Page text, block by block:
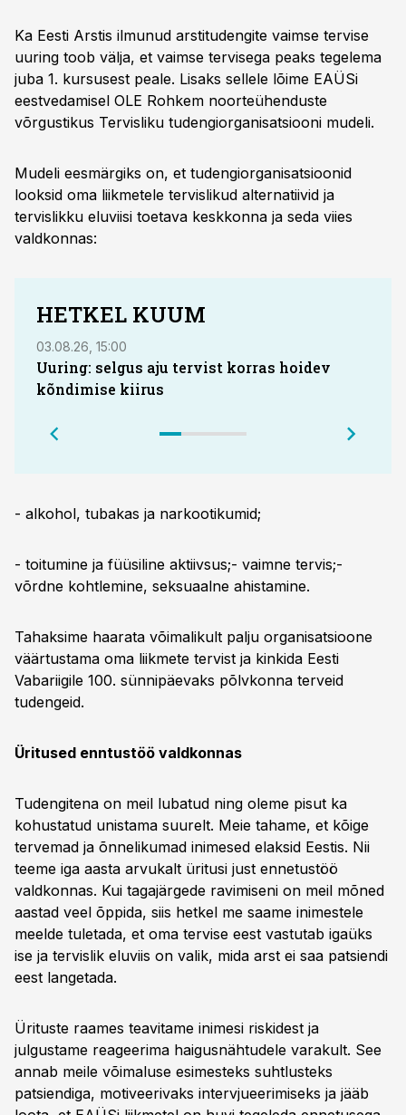
Ka Eesti Arstis ilmunud arstitudengite vaimse tervise
uuring toob välja, et vaimse tervisega peaks tegelema
juba 1. kursusest peale. Lisaks sellele lõime EAÜSi
eestvedamisel OLE Rohkem noorteühenduste
võrgustikus Tervisliku tudengiorganisatsiooni mudeli.
Mudeli eesmärgiks on, et tudengiorganisatsioonid
looksid oma liikmetele tervislikud alternatiivid ja
tervislikku eluviisi toetava keskkonna ja seda viies
valdkonnas:
HETKEL KUUM
03.08.26, 15:00
Uuring: selgus aju tervist korras hoidev
kõndimise kiirus
- alkohol, tubakas ja narkootikumid;
- toitumine ja füüsiline aktiivsus;- vaimne tervis;-
võrdne kohtlemine, seksuaalne ahistamine.
Tahaksime haarata võimalikult palju organisatsioone
väärtustama oma liikmete tervist ja kinkida Eesti
Vabariigile 100. sünnipäevaks põlvkonna terveid
tudengeid.
Üritused enntustöö valdkonnas
Tudengitena on meil lubatud ning oleme pisut ka
kohustatud unistama suurelt. Meie tahame, et kõige
tervemad ja õnnelikumad inimesed elaksid Eestis. Nii
teeme iga aasta arvukalt üritusi just ennetustöö
valdkonnas. Kui tagajärgede ravimiseni on meil mõned
aastad veel õppida, siis hetkel me saame inimestele
meelde tuletada, et oma tervise eest vastutab igaüks
ise ja tervislik eluviis on valik, mida arst ei saa patsiendi
eest langetada.
Ürituste raames teavitame inimesi riskidest ja
julgustame reageerima haigusnähtudele varakult. See
annab meile võimaluse esimesteks suhtlusteks
patsiendiga, motiveerivaks intervjueerimiseks ja jääb